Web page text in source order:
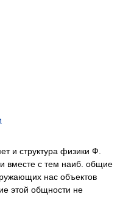
и структура физики Ф.
вместе с тем наиб. общие
нас объектов
этой общности не